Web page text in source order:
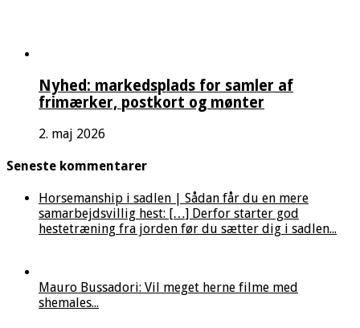
Nyhed: markedsplads for samler af
frimærker, postkort og mønter
2. maj 2026
Seneste kommentarer
Horsemanship i sadlen | Sådan får du en mere
samarbejdsvillig hest: […] Derfor starter god
hestetræning fra jorden før du sætter dig i sadlen...
Mauro Bussadori: Vil meget herne filme med
shemales...